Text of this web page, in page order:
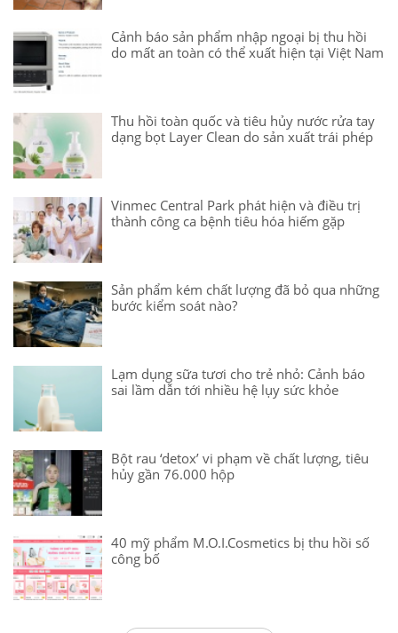
Cảnh báo sản phẩm nhập ngoại bị thu hồi
do mất an toàn có thể xuất hiện tại Việt Nam
Thu hồi toàn quốc và tiêu hủy nước rửa tay
dạng bọt Layer Clean do sản xuất trái phép
Vinmec Central Park phát hiện và điều trị
thành công ca bệnh tiêu hóa hiếm gặp
Sản phẩm kém chất lượng đã bỏ qua những
bước kiểm soát nào?
Lạm dụng sữa tươi cho trẻ nhỏ: Cảnh báo
sai lầm dẫn tới nhiều hệ lụy sức khỏe
Bột rau ‘detox’ vi phạm về chất lượng, tiêu
hủy gần 76.000 hộp
40 mỹ phẩm M.O.I.Cosmetics bị thu hồi số
công bố